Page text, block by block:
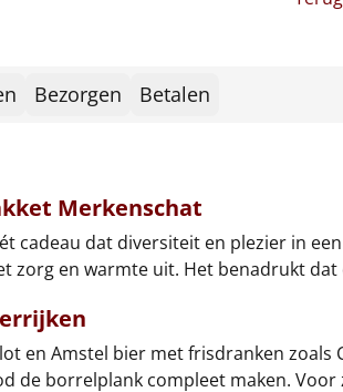
Bezorgen Betalen
Merkenschat
cadeau dat diversiteit en plezier in
en warmte uit. Het benadrukt dat
en Amstel bier met frisdranken
borrelplank compleet maken. Voor